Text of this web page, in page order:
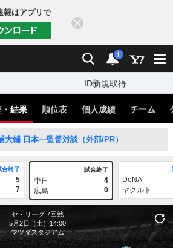
報はアプリで
検索 通知
i
ID新規取得
・結果 順位表 個人成績 チーム
大輔 日本一監督対談（外部/PR）
合終了
5
7
試合終了
中日
4
広島
0
DeNA
ヤクルト
セ・リーグ 7回戦
5月2日（土）14:00
マツダスタジアム